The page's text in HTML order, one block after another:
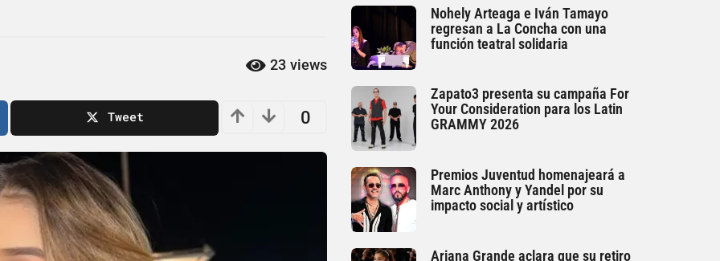
23 views
0
Tweet
Nohely Arteaga e Iván Tamayo
regresan a La Concha con una
función teatral solidaria
Zapato3 presenta su campaña For
Your Consideration para los Latin
GRAMMY 2026
Premios Juventud homenajeará a
Marc Anthony y Yandel por su
impacto social y artístico
Ariana Grande aclara que su retiro